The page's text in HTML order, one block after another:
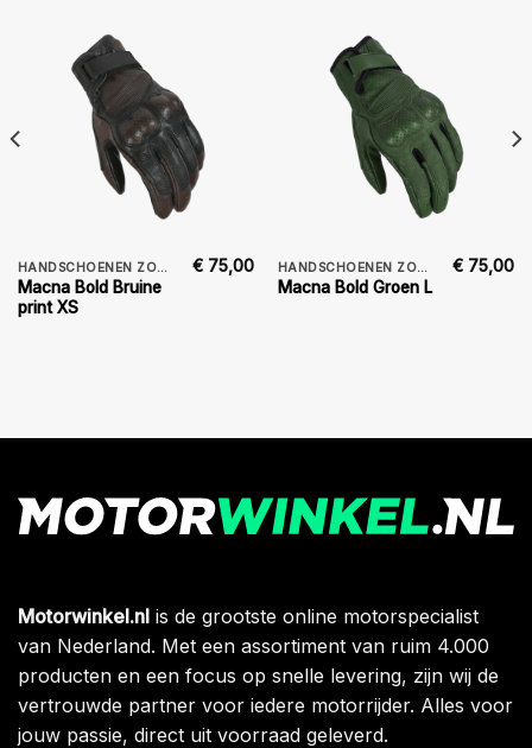
HANDSCHOENEN ZOMER
Macna Bold Bruine
print XS
€ 75,00 HANDSCHOENEN ZOMER
Macna Bold Groen L
€ 75,00
Motorwinkel.nl is de grootste online motorspecialist
van Nederland. Met een assortiment van ruim 4.000
producten en een focus op snelle levering, zijn wij de
vertrouwde partner voor iedere motorrijder. Alles voor
jouw passie, direct uit voorraad geleverd.